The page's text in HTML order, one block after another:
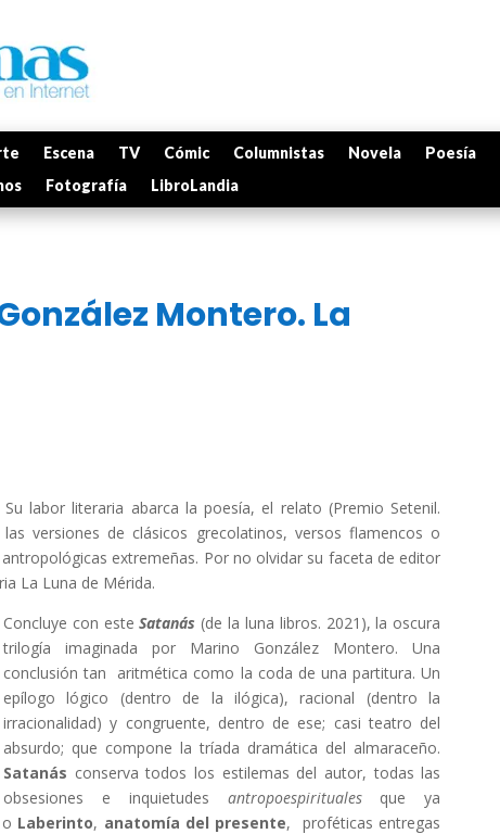
Escena TV Cómic Columnistas Novela Poesía
Fotografía LibroLandia
Montero. La
labor literaria abarca la poesía, el relato (Premio Setenil.
versiones de clásicos grecolatinos, versos flamencos o
extremeñas. Por no olvidar su faceta de editor
La Luna de Mérida.
Concluye con esteSatanás (de la luna libros. 2021), la oscura
trilogía imaginada por Marino González Montero. Una
conclusión tan aritmética como la coda de una partitura. Un
epílogo lógico (dentro de la ilógica), racional (dentro la
irracionalidad) y congruente, dentro de ese; casi teatro del
absurdo; que compone la tríada dramática del almaraceño.
Satanás conserva todos los estilemas del autor, todas las
obsesiones e inquietudes antropoespiritualesque ya
o Laberinto, anatomía del presente, proféticas entregas